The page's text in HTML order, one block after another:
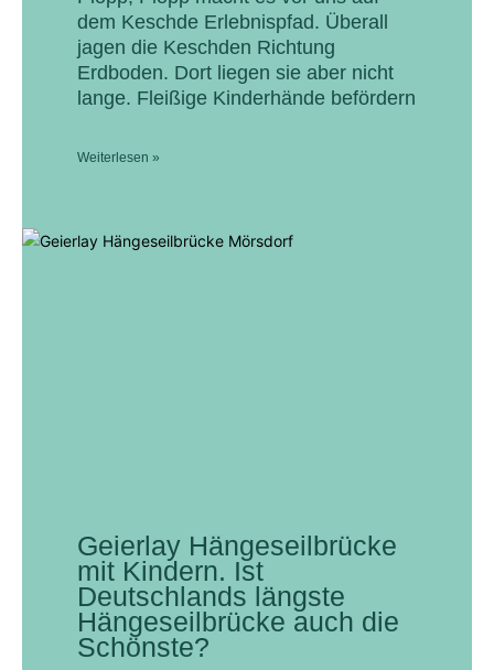
dem Keschde Erlebnispfad. Überall
jagen die Keschden Richtung
Erdboden. Dort liegen sie aber nicht
lange. Fleißige Kinderhände befördern
Weiterlesen »
Geierlay Hängeseilbrücke
mit Kindern. Ist
Deutschlands längste
Hängeseilbrücke auch die
Schönste?